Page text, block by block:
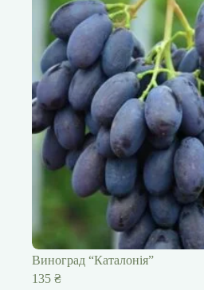
Виноград “Каталонія”
135 ₴